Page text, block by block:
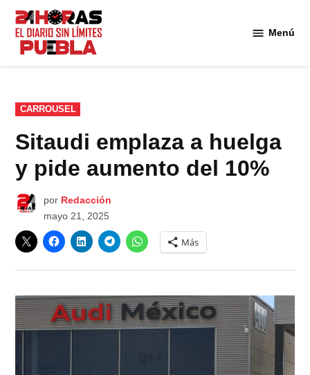
Saltar
contenido
Menú
PUBLICADO
EN
CARROUSEL
Sitaudi emplaza a huelga
y pide aumento del 10%
por Redacción
mayo 21, 2025
Más